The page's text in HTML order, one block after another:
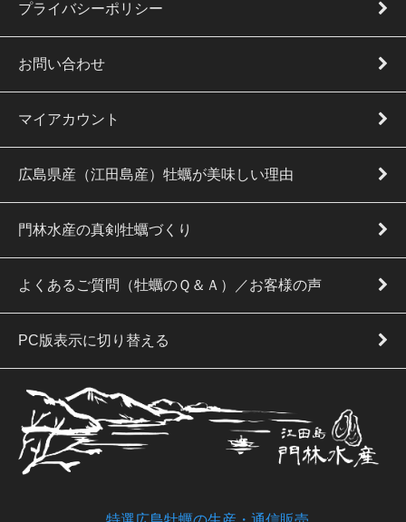
プライバシーポリシー
お問い合わせ
マイアカウント
広島県産（江田島産）牡蠣が美味しい理由
門林水産の真剣牡蠣づくり
よくあるご質問（牡蠣のＱ＆Ａ）／お客様の声
PC版表示に切り替える